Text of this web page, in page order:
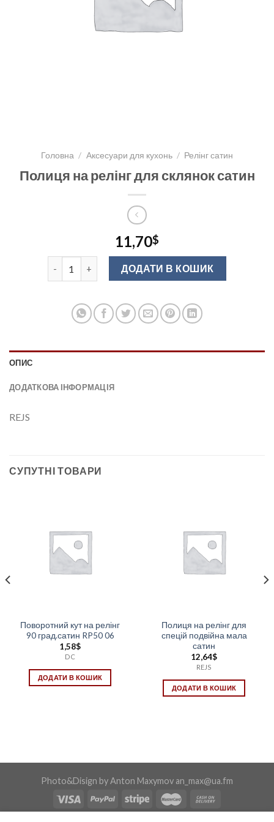
Головна / Аксесуари для кухонь / Релінг сатин
Полиця на релінг для склянок сатин
11,70$
Полиця на релінг для склянок сатин кількість
ДОДАТИ В КОШИК
ОПИС
ДОДАТКОВА ІНФОРМАЦІЯ
REJS
СУПУТНІ ТОВАРИ
Поворотний кут на релінг
90 град.сатин RP50 06
1,58$
DC
ДОДАТИ В КОШИК
Полиця на релінг для
спецій подвійна мала
сатин
12,64$
REJS
ДОДАТИ В КОШИК
Photo&Disign by Anton Maxymov an_max@ua.fm